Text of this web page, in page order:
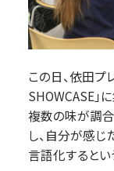
この日、依田プ
SHOWCASE」
複数の味が調
し、自分が感じ
言語化するとい